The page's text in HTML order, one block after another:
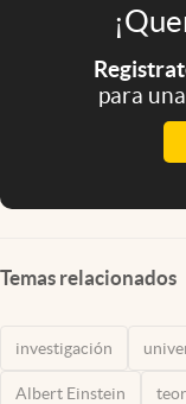
para
Temas relacionados
investigación
Albert Einstein